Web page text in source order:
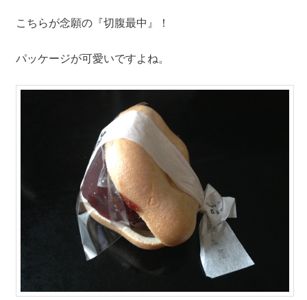
こちらが念願の『切腹最中』！
パッケージが可愛いですよね。